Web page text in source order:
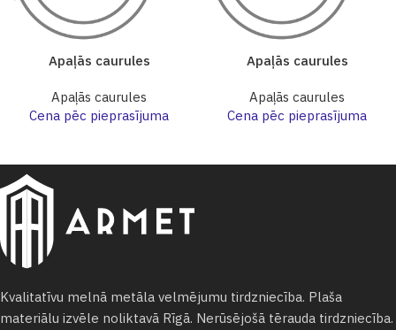
Apaļās caurules
Apaļās caurules
Cena pēc pieprasījuma
Apaļās caurules
Apaļās caurules
Cena pēc pieprasījuma
Kvalitatīvu melnā metāla velmējumu tirdzniecība. Plaša
materiālu izvēle noliktavā Rīgā. Nerūsējošā tērauda tirdzniecība.